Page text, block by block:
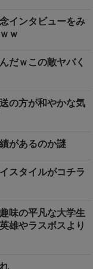
インタビューをみ
ｗ
だｗこの敵ヤバく
の方が和やかな気
があるのか謎
スタイルがコチラ
味の平凡な大学生
雄やラスボスより